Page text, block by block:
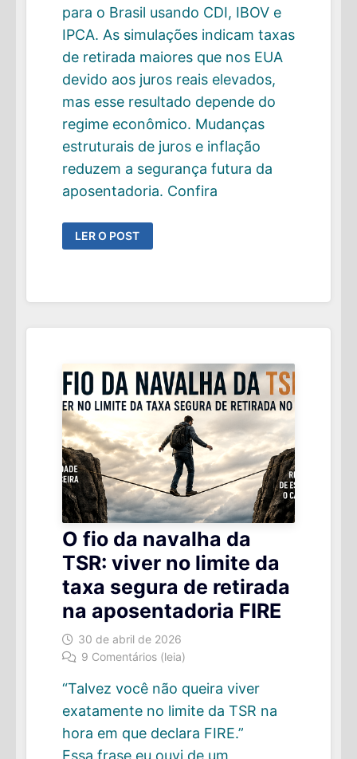
para o Brasil usando CDI, IBOV e
IPCA. As simulações indicam taxas
de retirada maiores que nos EUA
devido aos juros reais elevados,
mas esse resultado depende do
regime econômico. Mudanças
estruturais de juros e inflação
reduzem a segurança futura da
aposentadoria. Confira
BILL
BENGEN
CALCULOU
BRASIL
LER O POST
O fio da navalha da
TSR: viver no limite da
taxa segura de retirada
na aposentadoria FIRE
30 de abril de 2026
9 Comentários (leia)
“Talvez você não queira viver
exatamente no limite da TSR na
hora em que declara FIRE.”
Essa frase eu ouvi de um